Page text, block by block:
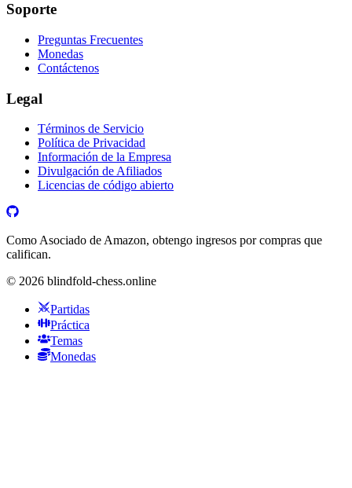
Soporte
Preguntas Frecuentes
Monedas
Contáctenos
Legal
Términos de Servicio
Política de Privacidad
Información de la Empresa
Divulgación de Afiliados
Licencias de código abierto
Como Asociado de Amazon, obtengo ingresos por compras que
califican.
© 2026 blindfold-chess.online
Partidas
Práctica
Temas
Monedas